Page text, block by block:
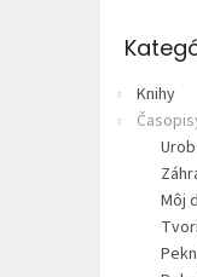
kategórie
Knihy
Môj